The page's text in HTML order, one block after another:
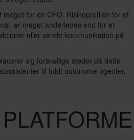
for en CFO. Risikoprofilen for et
er meget anderledes end for et
eller sende kommunikation på
sig forskellige steder på dette
til fuldt autonome agenter,